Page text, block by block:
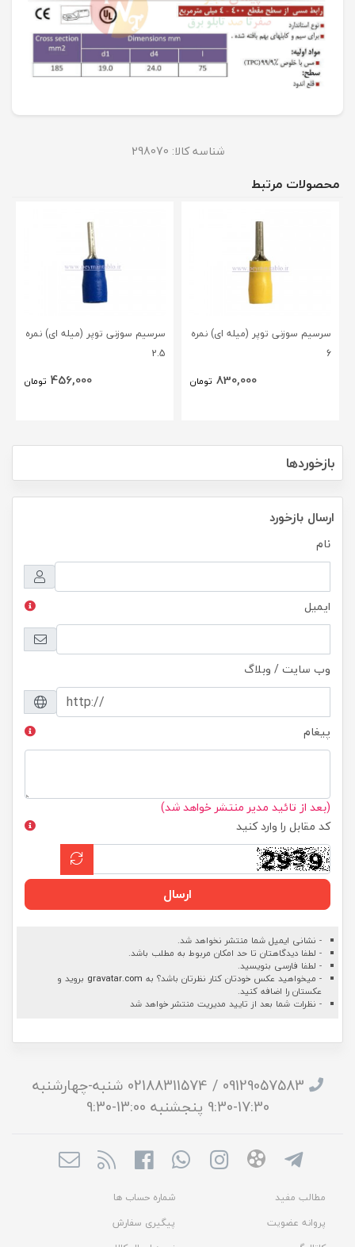
شناسه کالا: 298070
محصولات مرتبط
سرسیم سوزنی توپر (میله ای) نمره
6
830,000 تومان
سرسیم سوزنی توپر (میله ای) نمره
2.5
456,000 تومان
بازخوردها
ارسال بازخورد
نام
ایمیل
وب سایت / وبلاگ
پیغام
(بعد از تائید مدیر منتشر خواهد شد)
کد مقابل را وارد کنید
ارسال
- نشانی ایمیل شما منتشر نخواهد شد.
- لطفا دیدگاهتان تا حد امکان مربوط به مطلب باشد.
- لطفا فارسی بنویسید.
- میخواهید عکس خودتان کنار نظرتان باشد؟ به gravatar.com بروید و
عکستان را اضافه کنید.
- نظرات شما بعد از تایید مدیریت منتشر خواهد شد
09129057583 / 02188311574 شنبه-چهارشنبه
17:30-9:30 پنجشنبه 13:00-9:30
مطالب مفید
شماره حساب ها
پروانه عضویت
پیگیری سفارش